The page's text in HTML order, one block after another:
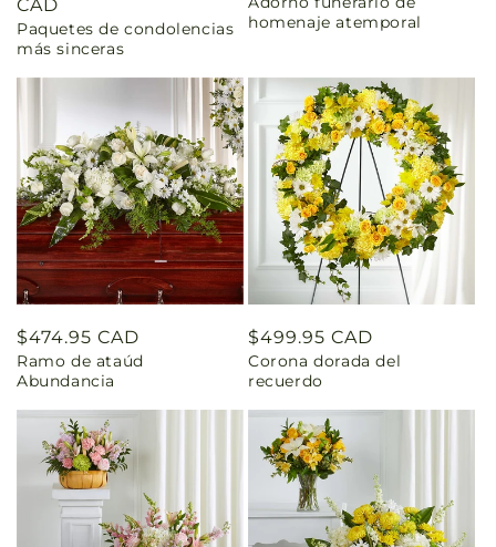
habitual
CAD
Paquetes de condolencias
más sinceras
habitual
homenaje atemporal
Precio
habitual
$474.95 CAD
Ramo de ataúd
Abundancia
Precio
habitual
$499.95 CAD
Corona dorada del
recuerdo